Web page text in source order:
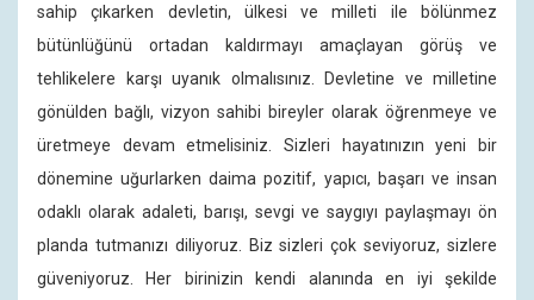
sahip çıkarken devletin, ülkesi ve milleti ile bölünmez
bütünlüğünü ortadan kaldırmayı amaçlayan görüş ve
tehlikelere karşı uyanık olmalısınız. Devletine ve milletine
gönülden bağlı, vizyon sahibi bireyler olarak öğrenmeye ve
üretmeye devam etmelisiniz. Sizleri hayatınızın yeni bir
dönemine uğurlarken daima pozitif, yapıcı, başarı ve insan
odaklı olarak adaleti, barışı, sevgi ve saygıyı paylaşmayı ön
planda tutmanızı diliyoruz. Biz sizleri çok seviyoruz, sizlere
güveniyoruz. Her birinizin kendi alanında en iyi şekilde